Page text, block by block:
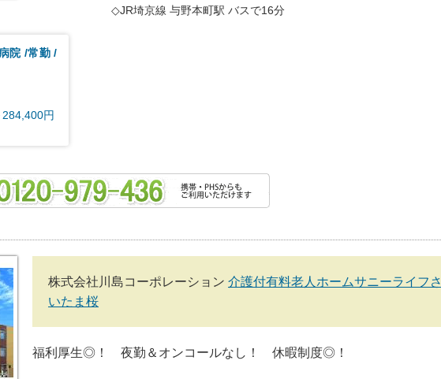
◇JR埼京線 与野本町駅 バスで16分
院 常勤
円
株式会社川島コーポレーション 介護付有料老人ホームサニーライフさ
いたま桜
福利厚生◎！ 夜勤＆オンコールなし！ 休暇制度◎！